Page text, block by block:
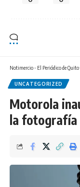
Notimercio - El Periódico de
UNCATEGORIZED
Motorola
la